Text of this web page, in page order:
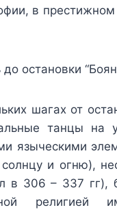
в
шагах от
танцы на
языческими
и огню),
в 306 – 337